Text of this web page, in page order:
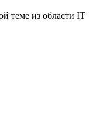
теме из области IT